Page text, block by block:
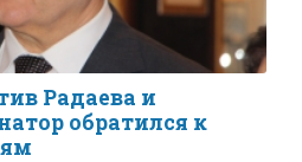
Радаева и
обратился к